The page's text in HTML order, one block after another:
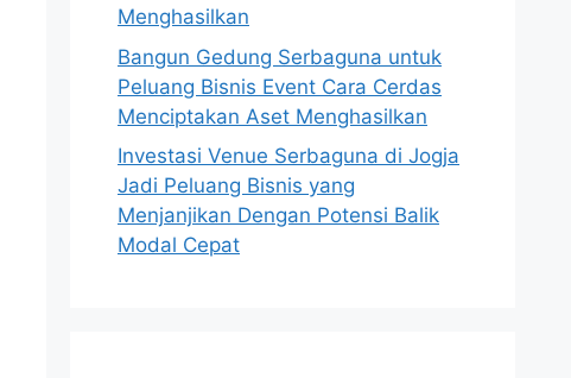
Menghasilkan
Bangun Gedung Serbaguna untuk
Peluang Bisnis Event Cara Cerdas
Menciptakan Aset Menghasilkan
Investasi Venue Serbaguna di Jogja
Jadi Peluang Bisnis yang
Menjanjikan Dengan Potensi Balik
Modal Cepat